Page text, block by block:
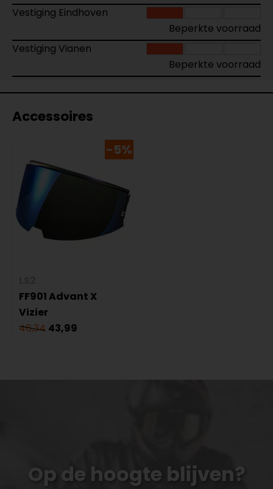
Vestiging Eindhoven
Beperkte voorraad
Vestiging Vianen
Beperkte voorraad
Accessoires
-5%
FF901 Advant X
Vizier
46,34 43,99
Op de hoogte blijven?